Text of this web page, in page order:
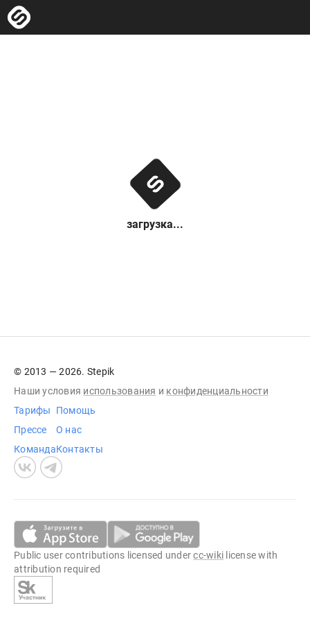
загрузка...
© 2013 — 2026. Stepik
Наши условия использования и конфиденциальности
Тарифы
Прессе
Команда
Помощь
О нас
Контакты
Public user contributions licensed undercc-wiki license with
attribution required